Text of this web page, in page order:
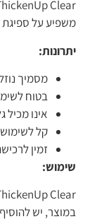
משפיע על ספיגת
יתרונות:
מסמיך
בטוח
אינו מכיל
קל לשימוש
זמין
שימוש: